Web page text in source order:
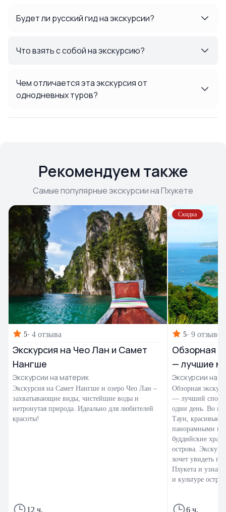
Будет ли русский гид на экскурсии?
Что взять с собой на экскурсию?
Чем отличается эта экскурсия от
однодневных туров?
Рекомендуем также
Самые популярные экскурсии на Пхукете
5· 4 отзыва
Экскурсия на Чео Лан и Самет
Нангше
Экскурсии на материк
Экскурсия на Самет Нангше и озеро Чео Лан –
захватывающие виды, чистейшие воды и
нетронутая природа. Идеально для любителей
красоты!
12 ч.
Скидка
5· 9 отзывов
Обзорная
— лучшие
Экскурсии на
Обзорная
— лучший способ
один день. Во
Таун, красивые
панорамными
буддийские
острова.
хочет увидеть
Пхукета и
и культуре
6 ч.